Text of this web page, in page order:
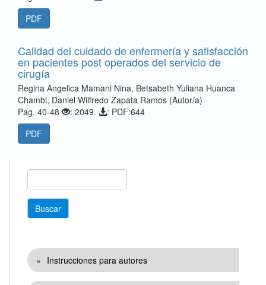
PDF
Calidad del cuidado de enfermería y satisfacción
en pacientes post operados del servicio de
cirugía
Regina Angelica Mamani Nina, Betsabeth Yuliana Huanca
Chambi, Daniel Wilfredo Zapata Ramos (Autor/a)
Pag. 40-48
: 2049.
: PDF:644
PDF
buscar
Buscar
Enlaces
Instrucciones para autores